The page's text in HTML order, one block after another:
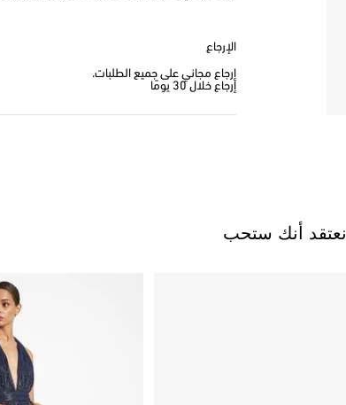
الإرجاع
إرجاع مجاني على جميع الطلبات.
إرجاع خلال 30 يومًا
نعتقد أنك ستحب